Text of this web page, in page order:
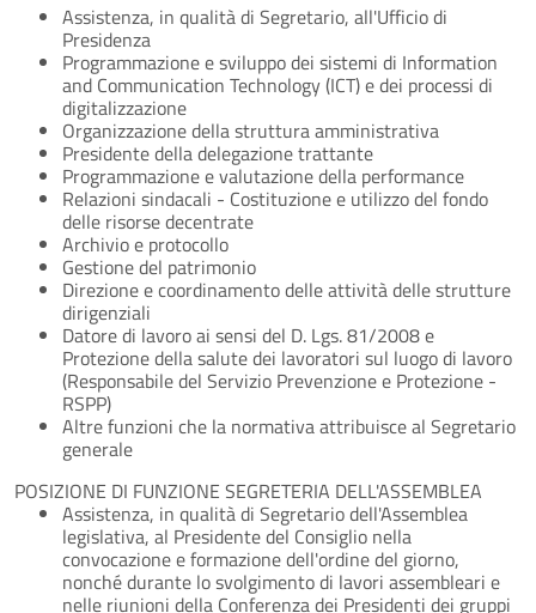
Assistenza, in qualità di Segretario, all'Ufficio di
Presidenza
Programmazione e sviluppo dei sistemi di Information
and Communication Technology (ICT) e dei processi di
digitalizzazione
Organizzazione della struttura amministrativa
Presidente della delegazione trattante
Programmazione e valutazione della performance
Relazioni sindacali - Costituzione e utilizzo del fondo
delle risorse decentrate
Archivio e protocollo
Gestione del patrimonio
Direzione e coordinamento delle attività delle strutture
dirigenziali
Datore di lavoro ai sensi del D. Lgs. 81/2008 e
Protezione della salute dei lavoratori sul luogo di lavoro
(Responsabile del Servizio Prevenzione e Protezione -
RSPP)
Altre funzioni che la normativa attribuisce al Segretario
generale
POSIZIONE DI FUNZIONE SEGRETERIA DELL'ASSEMBLEA
Assistenza, in qualità di Segretario dell'Assemblea
legislativa, al Presidente del Consiglio nella
convocazione e formazione dell'ordine del giorno,
nonché durante lo svolgimento di lavori assembleari e
nelle riunioni della Conferenza dei Presidenti dei gruppi